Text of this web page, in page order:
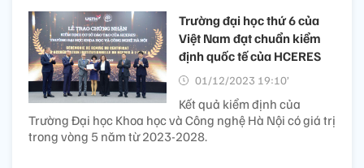
Trường đại học thứ 6 của
Việt Nam đạt chuẩn kiểm
định quốc tế của HCERES
01/12/2023 19:10’
Kết quả kiểm định của
Trường Đại học Khoa học và Công nghệ Hà Nội có giá trị
trong vòng 5 năm từ 2023-2028.